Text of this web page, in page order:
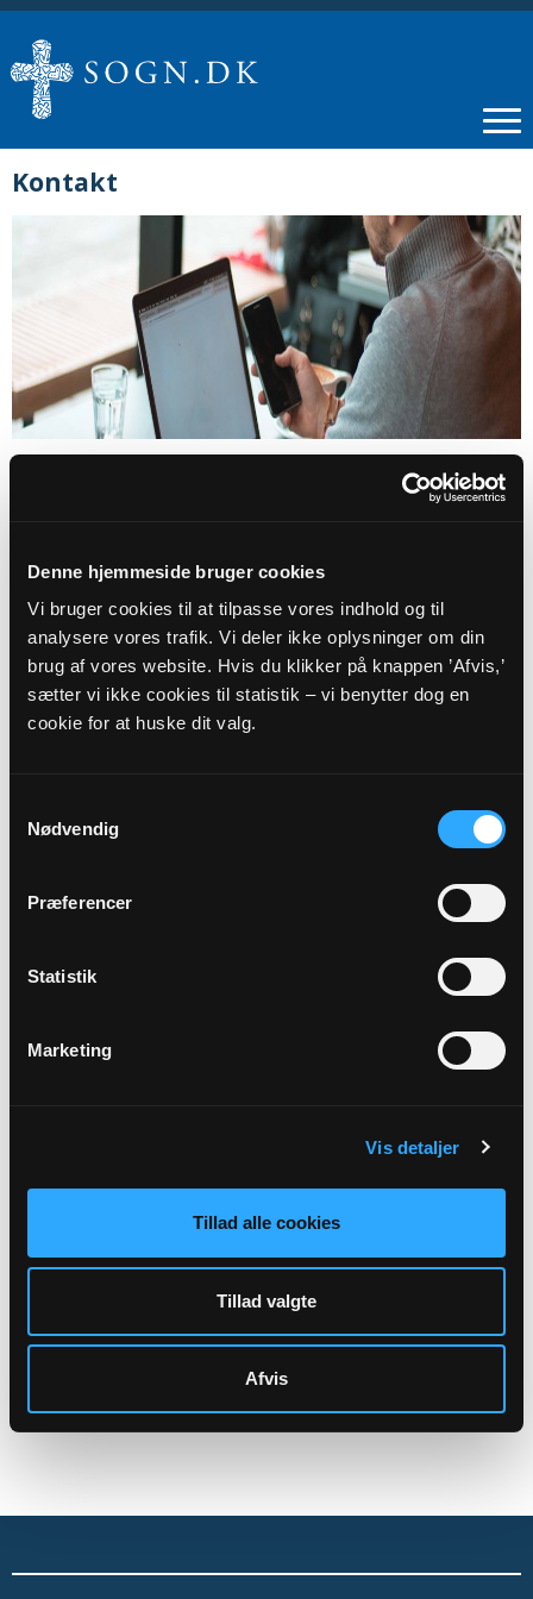
Denne hjemmeside bruger cookies
Vi bruger cookies til at tilpasse vores indhold og til
analysere vores trafik. Vi deler ikke oplysninger om din
brug af vores website. Hvis du klikker på knappen ’Afvis,’
sætter vi ikke cookies til statistik – vi benytter dog en
cookie for at huske dit valg.
Nødvendig
Præferencer
Statistik
Marketing
Vis detaljer
Tillad alle cookies
Tillad valgte
Afvis
Kontakt
Oddense
JOEK@KM.DK
www.BVOOK.dk
Sognets officielle E-mail:
balling.sogn@km.dk
Hvis du ønsker at sende os personfølsomme oplysninger
som f.eks. CPR nummer, anbefaler vi, at du laver en sikker
Kirkens ledelse
Skal rettes til menighedsrådet:
Balling-Volling-Oddense-Otting-Krejbjerg Sognes
Menighedsråds officiele E-mail:8551@SOGN.DK
CVR: 38256912